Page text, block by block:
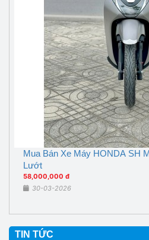
Mua Bán Xe Máy HONDA SH
Lướt
58,000,000 đ
30-03-2026
TIN TỨC